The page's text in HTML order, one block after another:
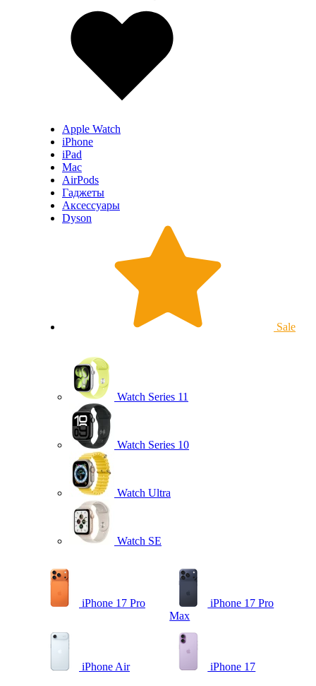
Apple Watch
iPhone
iPad
Mac
AirPods
Гаджеты
Аксессуары
Dyson
Sale
Watch Series 11
Watch Series 10
Watch Ultra
Watch SE
iPhone 17 Pro
iPhone 17 Pro
Max
iPhone Air iPhone 17